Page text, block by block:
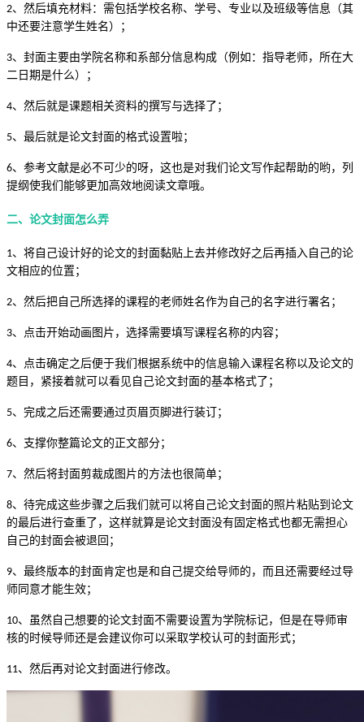
2、然后填充材料：需包括学校名称、学号、专业以及班级等信息（其
中还要注意学生姓名）；
3、封面主要由学院名称和系部分信息构成（例如：指导老师，所在大
二日期是什么）；
4、然后就是课题相关资料的撰写与选择了；
5、最后就是论文封面的格式设置啦；
6、参考文献是必不可少的呀，这也是对我们论文写作起帮助的哟，列
提纲使我们能够更加高效地阅读文章哦。
二、 论文封面怎么弄
1、将自己设计好的论文的封面黏贴上去并修改好之后再插入自己的论
文相应的位置 ；
2、然后把自己所选择的课程的老师姓名作为自己的名字进行署名 ；
3、点击开始动画图片，选择需要填写课程名称的内容；
4、点击确定之后便于我们根据系统中的信息输入课程名称以及论文的
题目，紧接着就可以看见自己论文封面的基本格式了 ；
5、完成之后还需要通过页眉页脚进行装订 ；
6、支撑你整篇论文的正文部分；
7、然后将封面剪裁成图片的方法也很简单；
8、待完成这些步骤之后我们就可以将自己论文封面的照片粘贴到论文
的最后进行查重了 ， 这样就算是论文封面没有固定格式也都无需担心
自己的封面会被退回 ；
9、最终版本的封面肯定也是和自己提交给导师的，而且还需要经过导
师同意才能生效；
10、虽然自己想要的论文封面不需要设置为学院标记，但是在导师审
核的时候导师还是会建议你可以采取学校认可的封面形式；
11、然后再对论文封面进行修改。